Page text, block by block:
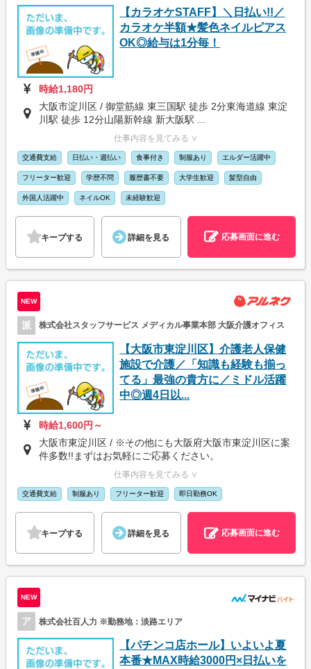
【カラオケSTAFF】＼日払い!!／
カラオケ半額★髪色ネイルピアス
OK◎給与は1分毎！
時給1,180円
大阪市淀川区 / 御堂筋線 東三国駅 徒歩 2分東海道線 東淀
川駅 徒歩 12分山陽新幹線 新大阪駅 ...
仕事内容を見てみる ∨
交通費支給 日払い・週払い 食事付き 制服あり エルダー活躍中
フリーター歓迎 学歴不問 履歴書不要 大学生歓迎 髪型自由
外国人活躍中 ネイルOK 未経験歓迎
キープする 詳細を見る 応募画面に進む
NEW
派 株式会社スタッフサービス メディカル事業本部 大阪介護オフィス
【大阪市東淀川区】介護老人保健
施設で介護／「知識も経験も揃っ
てる」最強の貴方に／ミドル活躍
中◎週4日以...
時給1,600円～
大阪市東淀川区 / ※その他にも大阪府大阪市東淀川区に案
件多数!!まずはお気軽にご応募ください。
仕事内容を見てみる ∨
交通費支給 制服あり フリーター歓迎 即日勤務OK
キープする 詳細を見る 応募画面に進む
NEW
ア 株式会社百人力 ※勤務地：淡路エリア
【パチンコ店ホール】いよいよ夏
本番★MAX時給3000円×日払いを